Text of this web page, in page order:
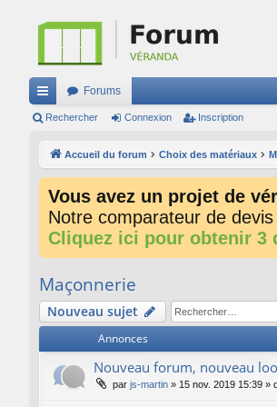
ac
Forums
Rechercher Connexion Inscription
Accueil du forum Choix des matériaux
Vous avez un projet de
Notre comparateur de
Cliquez ici pour obtenir 3
Maçonnerie
Nouveau sujet
Annonces
Nouveau forum, nouveau
par js-martin » 15 nov. 2019 15:39 »